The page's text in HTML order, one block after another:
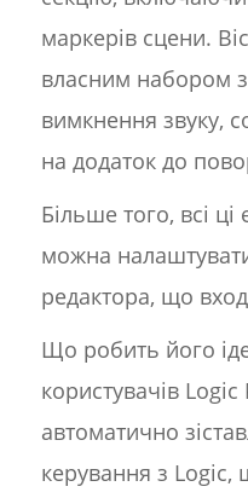
маркерів сцени.
власним набором
вимкнення звуку,
на додаток до
Більше того, всі
можна
редактора, що
Що робить його
користувачів
автоматично
керування з